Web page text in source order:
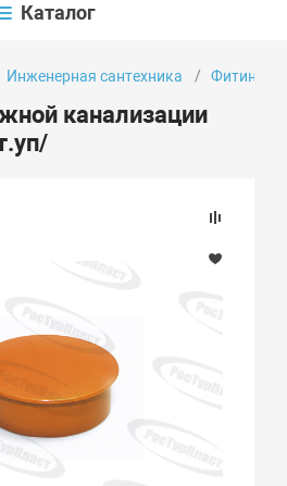
Каталог
Инженерная сантехника Фитинги
канализации